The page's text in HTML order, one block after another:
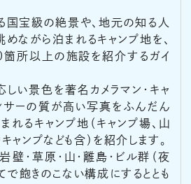
国宝級の絶景や、地元の知る人
ながら泊まれるキャンプ地を、
所以上の施設を紹介するガイ
しい景色を著名カメラマン・キャ
サーの質が高い写真をふんだん
れるキャンプ地（キャンプ場、山
ャンプなども含）を紹介します。
壁・草原・山・離島・ビル群（夜
で飽きのこない構成にするととも